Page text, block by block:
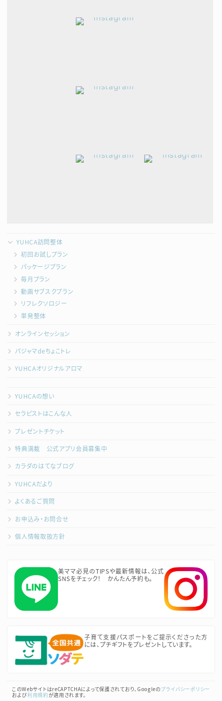
YUHCA訪問整体
初回お試しプラン
パッケージプラン
毎月プラン
動画サブスクプラン
リフレクソロジー
単発整体
オンラインセッション
パジャマdeちょこトレ
YUHCAオリジナルアロマ
YUHCAの想い
セラピストはこんな人
プレゼントチケット
特典満載 公式アプリ会員募集中
カラダのはてなブログ
YUHCAだより
よくあるご質問
お申込み・お問合せ
個人情報取扱方針
美ママ必見のTIPSや最新情報は、公式
SNSをチェック！ かんたん予約も。
子育て支援パスポートをご提示くださった方
には、プチギフトをプレゼントしています。
このWebサイトはreCAPTCHAによって保護されており、Googleのプライバシーポリシー
および利用規約が適用されます。